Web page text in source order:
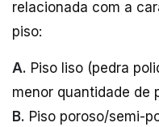
relacionada com a
piso:
A. Piso liso (pedra
menor quantidade de
B. Piso poroso/semi-